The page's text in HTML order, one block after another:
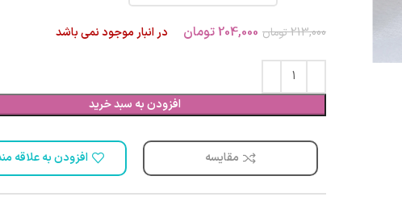
213,000تومان 204,000تومان در انبار موجود نمی باشد
افزودن به سبد خرید
مقایسه افزودن به علاقه